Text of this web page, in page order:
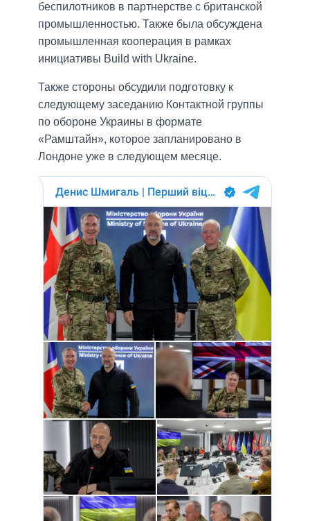
беспилотников в партнерстве с британской
промышленностью. Также была обсуждена
промышленная кооперация в рамках
инициативы Build with Ukraine.
Также стороны обсудили подготовку к
следующему заседанию Контактной группы
по обороне Украины в формате
«Рамштайн», которое запланировано в
Лондоне уже в следующем месяце.